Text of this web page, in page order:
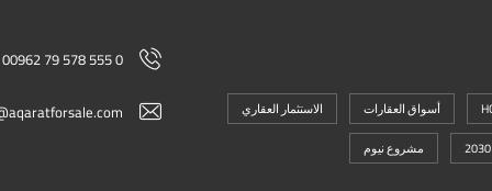
00962 79 578 555 0
أسواق العقارات
الاستثمار العقاري
مشروع نيوم